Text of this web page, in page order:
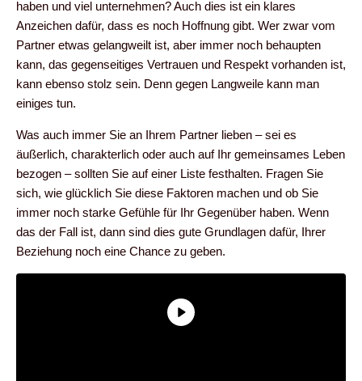
haben und viel unternehmen? Auch dies ist ein klares
Anzeichen dafür, dass es noch Hoffnung gibt. Wer zwar vom
Partner etwas gelangweilt ist, aber immer noch behaupten
kann, das gegenseitiges Vertrauen und Respekt vorhanden ist,
kann ebenso stolz sein. Denn gegen Langweile kann man
einiges tun.
Was auch immer Sie an Ihrem Partner lieben – sei es
äußerlich, charakterlich oder auch auf Ihr gemeinsames Leben
bezogen – sollten Sie auf einer Liste festhalten. Fragen Sie
sich, wie glücklich Sie diese Faktoren machen und ob Sie
immer noch starke Gefühle für Ihr Gegenüber haben. Wenn
das der Fall ist, dann sind dies gute Grundlagen dafür, Ihrer
Beziehung noch eine Chance zu geben.